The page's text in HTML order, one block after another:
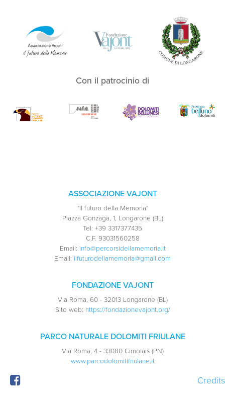
Con il patrocinio di
ASSOCIAZIONE VAJONT
"Il futuro della Memoria"
Piazza Gonzaga, 1, Longarone (BL)
Tel: +39 3317377435
C.F. 93031560258
Email: info@percorsidellamemoria.it
Email: ilfuturodellamemoria@gmail.com
FONDAZIONE VAJONT
Via Roma, 60 - 32013 Longarone (BL)
Sito web: https://fondazionevajont.org/
PARCO NATURALE DOLOMITI FRIULANE
Via Roma, 4 - 33080 Cimolais (PN)
www.parcodolomitifriulane.it
Credits